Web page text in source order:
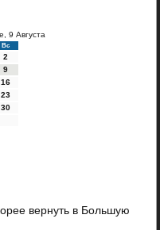
9 Августа
Вс
2
9
16
23
30
вернуть в Большую